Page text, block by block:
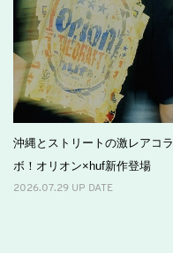
沖縄とストリートの激レアコラ
ボ！オリオン×huf新作登場
2026.07.29 UP DATE